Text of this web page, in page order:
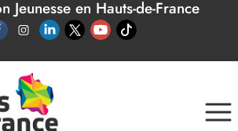
cookies
Jeunesse en Hauts-de-France